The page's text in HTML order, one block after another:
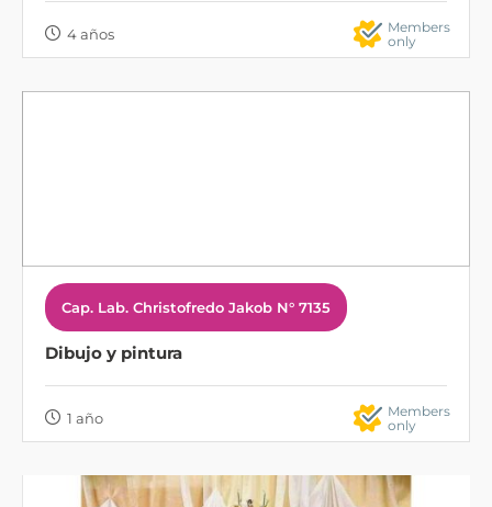
4 años
Members
only
Cap. Lab. Christofredo Jakob N° 7135
Dibujo y pintura
1 año
Members
only